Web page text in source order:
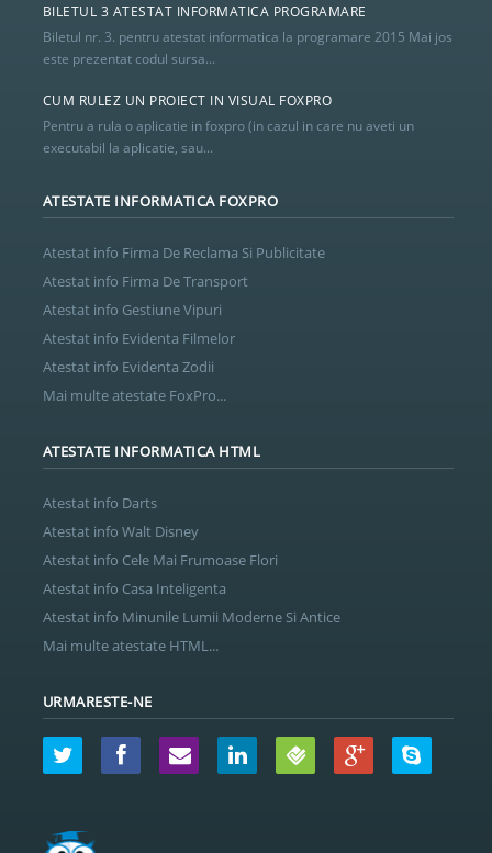
BILETUL 3 ATESTAT INFORMATICA PROGRAMARE
Biletul nr. 3. pentru atestat informatica la programare 2015 Mai jos
este prezentat codul sursa...
CUM RULEZ UN PROIECT IN VISUAL FOXPRO
Pentru a rula o aplicatie in foxpro (in cazul in care nu aveti un
executabil la aplicatie, sau...
ATESTATE INFORMATICA FOXPRO
Atestat info Firma De Reclama Si Publicitate
Atestat info Firma De Transport
Atestat info Gestiune Vipuri
Atestat info Evidenta Filmelor
Atestat info Evidenta Zodii
Mai multe atestate FoxPro...
ATESTATE INFORMATICA HTML
Atestat info Darts
Atestat info Walt Disney
Atestat info Cele Mai Frumoase Flori
Atestat info Casa Inteligenta
Atestat info Minunile Lumii Moderne Si Antice
Mai multe atestate HTML...
URMARESTE-NE